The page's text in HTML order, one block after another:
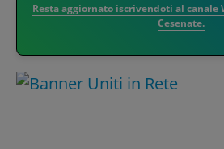
Resta aggiornato iscrivendoti al canale
Cesenate.